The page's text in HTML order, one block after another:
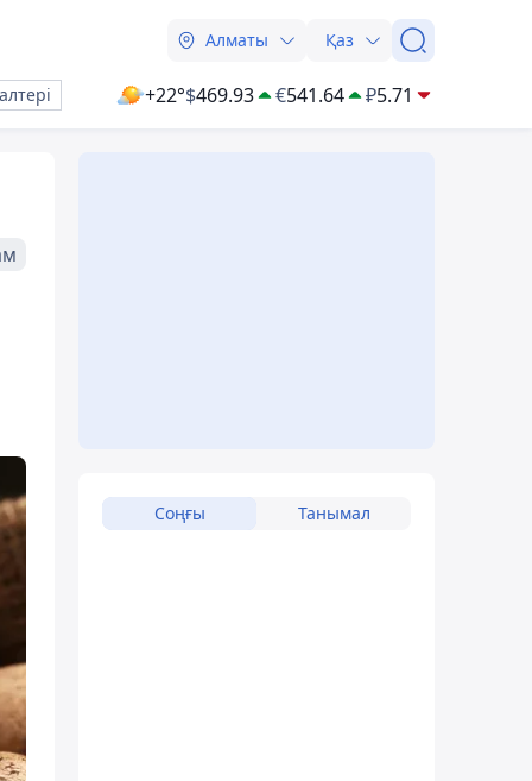
Алматы Қаз
+22°$469.93 €541.64 ₽5.71
Соңғы Танымал